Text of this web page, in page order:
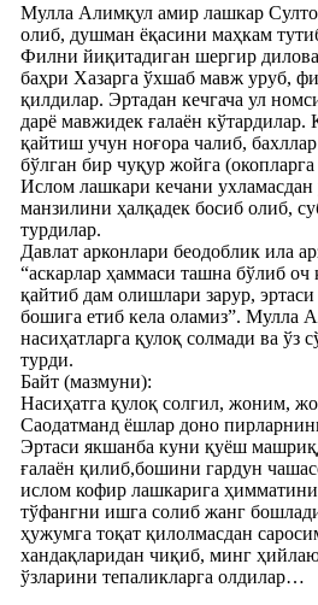
Мулла Алимқул амир лашкар
олиб, душман ёқасини маҳкам
Филни йиқитадиган шергир
баҳри Хазарга ўхшаб мавж уруб,
қилдилар. Эртадан кечгача ул
дарё мавжидек ғалаён кўтардилар.
қайтиш учун ноғора чалиб,
бўлган бир чуқур жойга
Ислом лашкари кечани ухламасдан
манзилини ҳалқадек босиб олиб,
турдилар.
Давлат арконлари беодоблик ила
“аскарлар ҳаммаси ташна бўлиб оч
қайтиб дам олишлари зарур,
бошига етиб кела оламиз”. Мулла
насиҳатларга қулоқ солмади ва ўз
турди.
Байт (мазмуни):
Насиҳатга қулоқ солгил, жоним,
Саодатманд ёшлар доно
Эртаси якшанба куни қуёш
ғалаён қилиб,бошини гардун
ислом кофир лашкарига
тўфангни ишга солиб жанг
ҳужумга тоқат қилолмасдан
хандақларидан чиқиб, минг
ўзларини тепаликларга олдилар…